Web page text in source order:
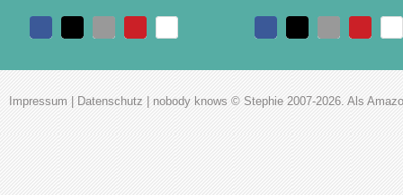
Impressum Datenschutz nobody knows © Stephie 2007-2026. Als